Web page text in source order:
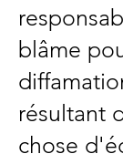
blâme
résultant
chose